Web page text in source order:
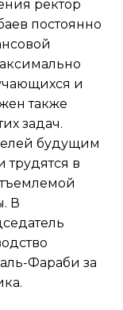
ректор
постоянно
и
также
задач.
будущим
трудятся в
В
Фараби за